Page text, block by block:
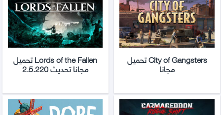
City of Gangsters تحميل
مجانا
Lords of the Fallen تحميل
مجانا تحديث 2.5.220